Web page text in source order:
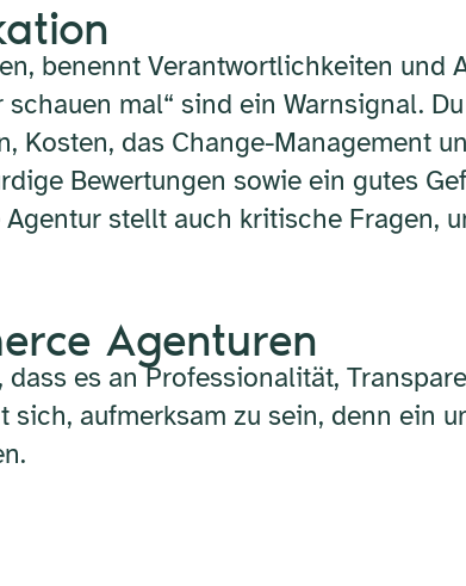
benennt Verantwortlichkeiten und
mal“ sind ein Warnsignal.
Kosten, das Change-Management
Bewertungen sowie ein gutes
stellt auch kritische Fragen,
Agenturen
es an Professionalität,
aufmerksam zu sein, denn ein